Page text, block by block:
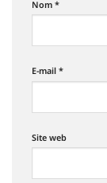
Nom *
E-mail *
Site web